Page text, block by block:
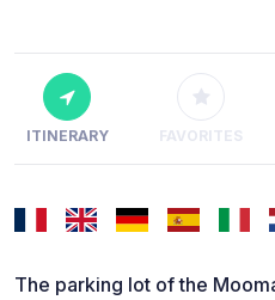
ITINERARY FAVORITES
The parking lot of the